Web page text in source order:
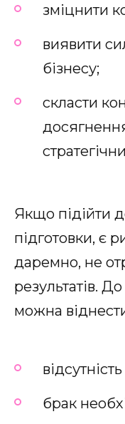
зміцнити
виявити
бізнесу;
скласти
Якщо підійти
підготовки, є
даремно, не
результатів.
можна
брак